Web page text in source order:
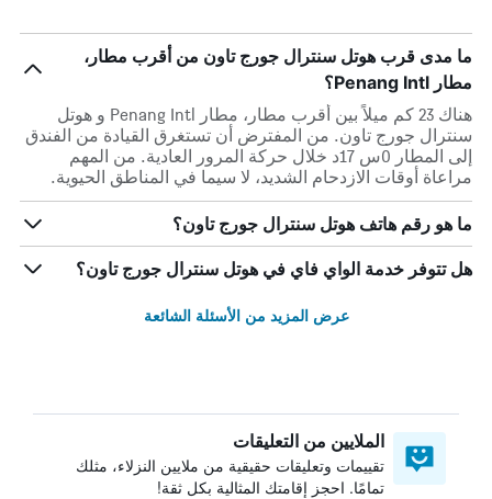
ما مدى قرب هوتل سنترال جورج تاون من أقرب مطار،
مطار Penang Intl؟
هناك 23 كم ميلاً بين أقرب مطار، مطار Penang Intl و هوتل
سنترال جورج تاون. من المفترض أن تستغرق القيادة من الفندق
إلى المطار 0س 17د خلال حركة المرور العادية. من المهم
مراعاة أوقات الازدحام الشديد، لا سيما في المناطق الحيوية.
ما هو رقم هاتف هوتل سنترال جورج تاون؟
هل تتوفر خدمة الواي فاي في هوتل سنترال جورج تاون؟
عرض المزيد من الأسئلة الشائعة
الملايين من التعليقات
تقييمات وتعليقات حقيقية من ملايين النزلاء، مثلك
تمامًا. احجز إقامتك المثالية بكل ثقة!